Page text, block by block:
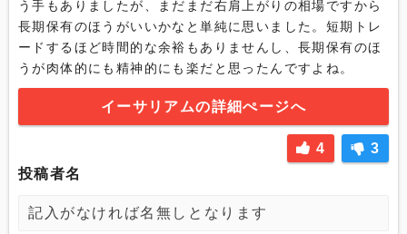
う手もありましたが、まだまだ右肩上がりの相場ですから
長期保有のほうがいいかなと単純に思いました。短期トレ
ードするほど時間的な余裕もありませんし、長期保有のほ
うが肉体的にも精神的にも楽だと思ったんですよね。
イーサリアムの詳細ぺージへ
4
3
投稿者名